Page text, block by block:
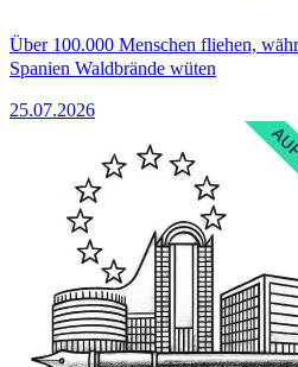
Über 100.000 Menschen fliehen,
Spanien Waldbrände wüten
25.07.2026